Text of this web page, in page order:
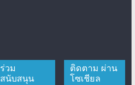
ร่วม
สนับสนุน
ติดตาม ผ่าน
โซเชียล